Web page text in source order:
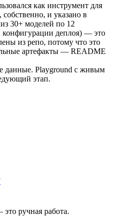
как инструмент для
и указано в
30+ моделей по 12
деплоя) — это
из репо, потому что это
артефакты — README
данные. Playground с живым
этап.
ручная работа.